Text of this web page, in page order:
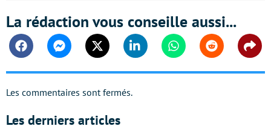
La rédaction vous conseille aussi...
FacebookMessengerTwitter Linkedin WhatsappReddit
Les commentaires sont fermés.
Les derniers articles